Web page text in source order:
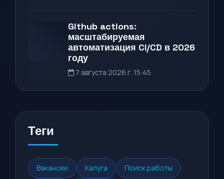
Github actions:
масштабируемая
автоматизация CI/CD в 2026
году
7 августа 2026 г. 15:45
Теги
Вакансии Калуга Поиск работы